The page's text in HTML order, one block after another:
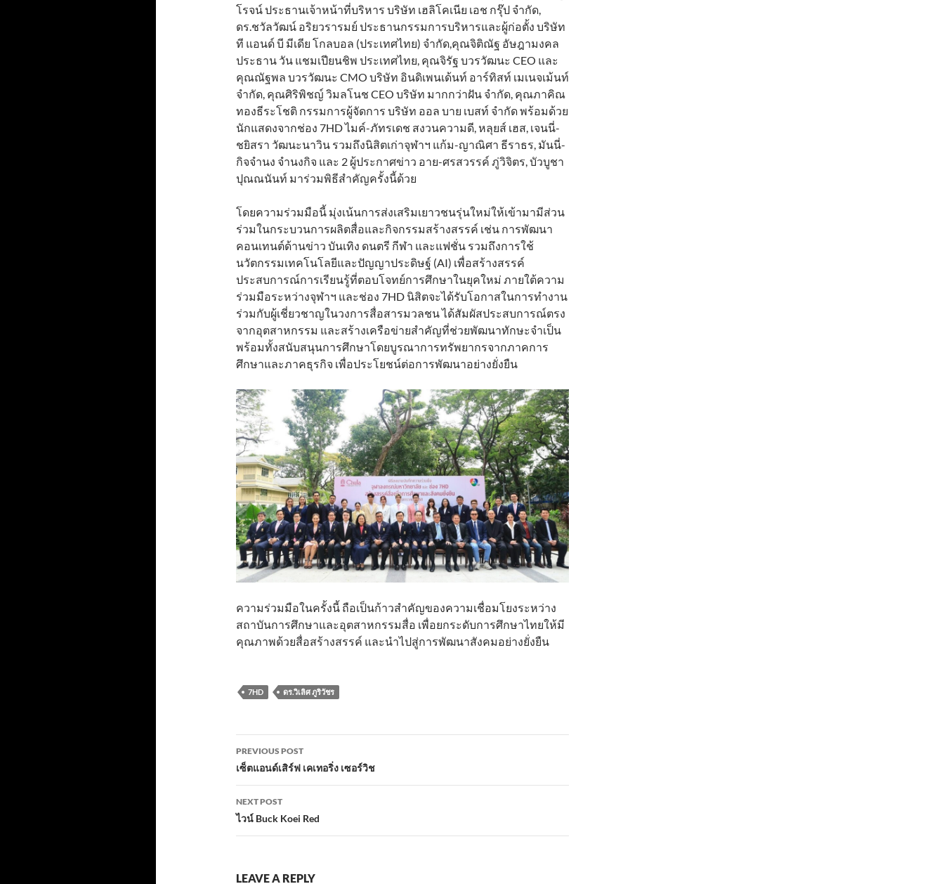
โรจน์ ประธานเจ้าหน้าที่บริหาร บริษัท เฮลิโคเนีย เอช กรุ๊ป จำกัด,
ดร.ชวัลวัฒน์ อริยวรารมย์ ประธานกรรมการบริหารและผู้ก่อตั้ง บริษัท
ที แอนด์ บี มีเดีย โกลบอล (ประเทศไทย) จำกัด,คุณจิติณัฐ อัษฎามงคล
ประธาน วัน แชมเปียนชิพ ประเทศไทย, คุณจิรัฐ บวรวัฒนะ CEO และ
คุณณัฐพล บวรวัฒนะ CMO บริษัท อินดิเพนเด้นท์ อาร์ทิสท์ เมเนจเม้นท์
จำกัด, คุณศิริพิชญ์ วิมลโนช CEO บริษัท มากกว่าฝัน จำกัด, คุณภาคิณ
ทองธีระโชติ กรรมการผู้จัดการ บริษัท ออล บาย เบสท์ จำกัด พร้อมด้วย
นักแสดงจากช่อง 7HD ไมค์-ภัทรเดช สงวนความดี, หลุยส์ เฮส, เจนนี่-
ชยิสรา วัฒนะนาวิน รวมถึงนิสิตเก่าจุฬาฯ แก้ม-ญาณิศา ธีราธร, มันนี่-
กิจจำนง จำนงกิจ และ 2 ผู้ประกาศข่าว อาย-ศรสวรรค์ ภู่วิจิตร, บัวบูชา
ปุณณนันท์ มาร่วมพิธีสำคัญครั้งนี้ด้วย
โดยความร่วมมือนี้ มุ่งเน้นการส่งเสริมเยาวชนรุ่นใหม่ให้เข้ามามีส่วน
ร่วมในกระบวนการผลิตสื่อและกิจกรรมสร้างสรรค์ เช่น การพัฒนา
คอนเทนต์ด้านข่าว บันเทิง ดนตรี กีฬา และแฟชั่น รวมถึงการใช้
นวัตกรรมเทคโนโลยีและปัญญาประดิษฐ์ (AI) เพื่อสร้างสรรค์
ประสบการณ์การเรียนรู้ที่ตอบโจทย์การศึกษาในยุคใหม่ ภายใต้ความ
ร่วมมือระหว่างจุฬาฯ และช่อง 7HD นิสิตจะได้รับโอกาสในการทำงาน
ร่วมกับผู้เชี่ยวชาญในวงการสื่อสารมวลชน ได้สัมผัสประสบการณ์ตรง
จากอุตสาหกรรม และสร้างเครือข่ายสำคัญที่ช่วยพัฒนาทักษะจำเป็น
พร้อมทั้งสนับสนุนการศึกษาโดยบูรณาการทรัพยากรจากภาคการ
ศึกษาและภาคธุรกิจ เพื่อประโยชน์ต่อการพัฒนาอย่างยั่งยืน
ความร่วมมือในครั้งนี้ ถือเป็นก้าวสำคัญของความเชื่อมโยงระหว่าง
สถาบันการศึกษาและอุตสาหกรรมสื่อ เพื่อยกระดับการศึกษาไทยให้มี
คุณภาพด้วยสื่อสร้างสรรค์ และนำไปสู่การพัฒนาสังคมอย่างยั่งยืน
7HD ดร.วิเลิศ ภูริวัชร
Post
navigation
PREVIOUS POST
เซ็ตแอนด์เสิร์ฟ เคเทอริ่ง เซอร์วิช
NEXT POST
ไวน์ Buck Koei Red
LEAVE A REPLY